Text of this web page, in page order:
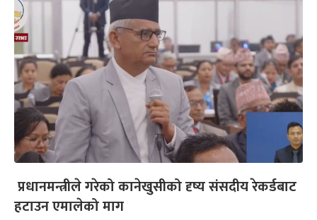
प्रधानमन्त्रीले गरेको कानेखुसीको दृष्य संसदीय रेकर्डबाट
हटाउन एमालेको माग